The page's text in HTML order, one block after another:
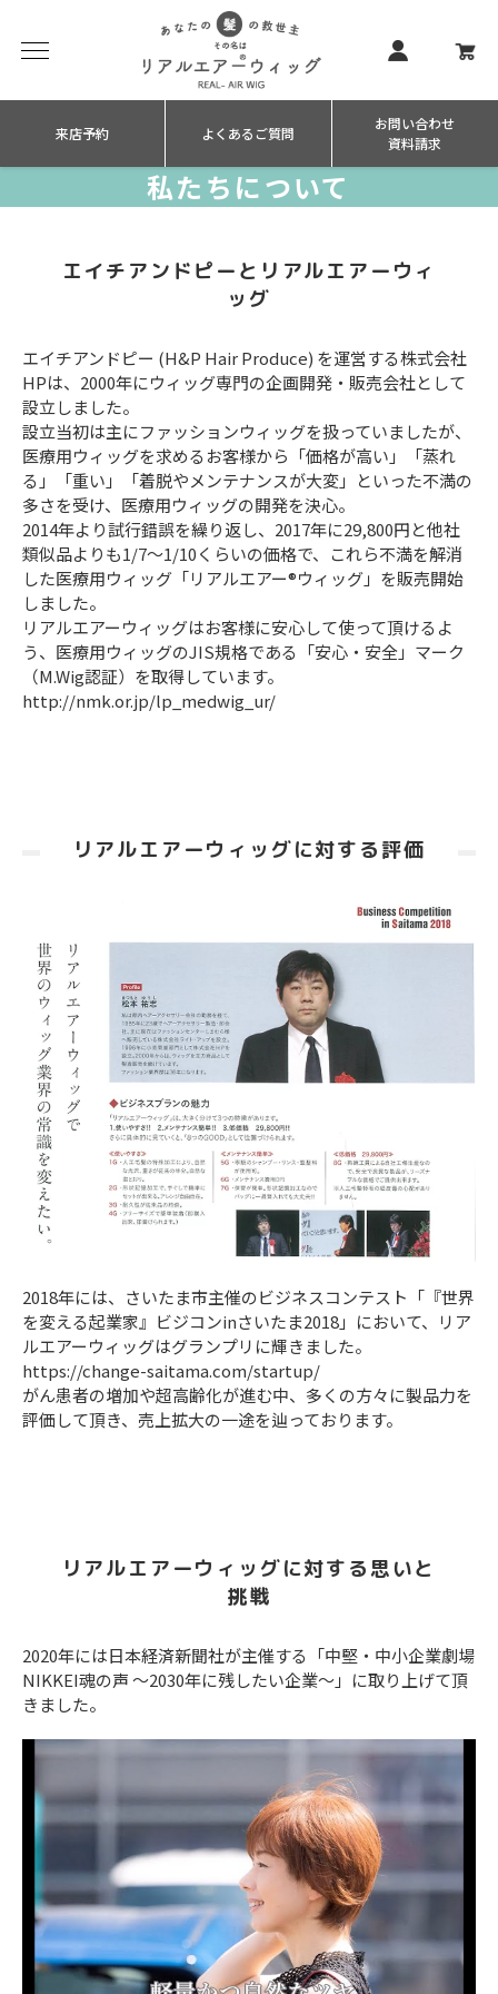
来店予約 よくあるご質問
お問い合わせ
資料請求
私たちについて
エイチアンドピーとリアルエアーウィ
ッグ
エイチアンドピー (H&P Hair Produce) を運営する株式会社
HPは、2000年にウィッグ専門の企画開発・販売会社として
設立しました。
設立当初は主にファッションウィッグを扱っていましたが、
医療用ウィッグを求めるお客様から「価格が高い」「蒸れ
る」「重い」「着脱やメンテナンスが大変」といった不満の
多さを受け、医療用ウィッグの開発を決心。
2014年より試行錯誤を繰り返し、2017年に29,800円と他社
類似品よりも1/7～1/10くらいの価格で、これら不満を解消
した医療用ウィッグ「リアルエアー®ウィッグ」を販売開始
しました。
リアルエアーウィッグはお客様に安心して使って頂けるよ
う、医療用ウィッグのJIS規格である「安心・安全」マーク
（M.Wig認証）を取得しています。
http://nmk.or.jp/lp_medwig_ur/
リアルエアーウィッグに対する評価
2018年には、さいたま市主催のビジネスコンテスト「『世界
を変える起業家』ビジコンinさいたま2018」において、リア
ルエアーウィッグはグランプリに輝きました。
https://change-saitama.com/startup/
がん患者の増加や超高齢化が進む中、多くの方々に製品力を
評価して頂き、売上拡大の一途を辿っております。
リアルエアーウィッグに対する思いと
挑戦
2020年には日本経済新聞社が主催する「中堅・中小企業劇場
NIKKEI魂の声 ～2030年に残したい企業～」に取り上げて頂
きました。